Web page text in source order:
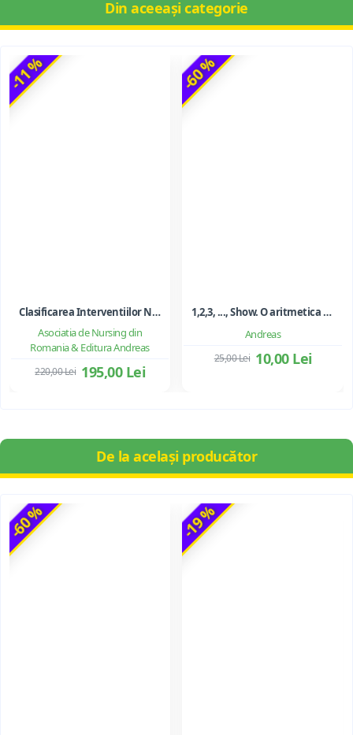
Din aceeași categorie
-11 %
Asociatia de Nursing din
Romania & Editura Andreas
Clasificarea Interventiilor Nursing (NIC)
195,00 Lei
220,00 Lei
-60 %
Andreas
1,2,3, ..., Show. O aritmetica emotionala, o poezie a matematicii - Ioan Dancila
10,00 Lei
25,00 Lei
De la același producător
-60 % -19 %